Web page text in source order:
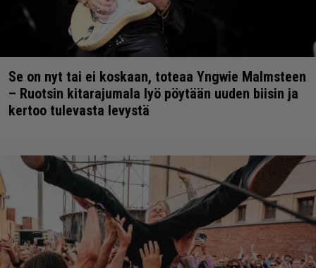
Se on nyt tai ei koskaan, toteaa Yngwie Malmsteen
– Ruotsin kitarajumala lyö pöytään uuden biisin ja
kertoo tulevasta levystä